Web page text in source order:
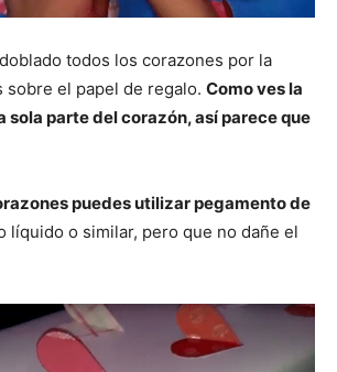
todos los corazones por la
sobre el papel de regalo. Como ves la
sola parte del corazón, así parece que
puedes utilizar pegamento de
líquido o similar, pero que no dañe el